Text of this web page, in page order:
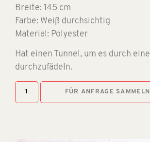
Breite: 145 cm
Farbe: Weiß durchsichtig
Material: Polyester
Hat einen Tunnel, um es durch
durchzufädeln.
FÜR ANFRAGE SAMMELN